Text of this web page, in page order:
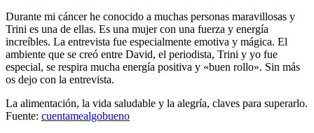
Durante mi cáncer he conocido a muchas personas maravillosas y
Trini es una de ellas. Es una mujer con una fuerza y energía
increíbles. La entrevista fue especialmente emotiva y mágica. El
ambiente que se creó entre David, el periodista, Trini y yo fue
especial, se respira mucha energía positiva y «buen rollo». Sin más
os dejo con la entrevista.
La alimentación, la vida saludable y la alegría, claves para superarlo.
Fuente: cuentamealgobueno